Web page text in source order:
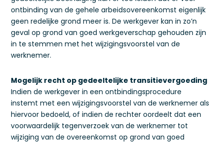
ontbinding van de gehele arbeidsovereenkomst eigenlijk
geen redelijke grond meer is. De werkgever kan in zo’n
geval op grond van goed werkgeverschap gehouden zijn
in te stemmen met het wijzigingsvoorstel van de
werknemer.
Mogelijk recht op gedeeltelijke transitievergoeding
Indien de werkgever in een ontbindingsprocedure
instemt met een wijzigingsvoorstel van de werknemer als
hiervoor bedoeld, of indien de rechter oordeelt dat een
voorwaardelijk tegenverzoek van de werknemer tot
wijziging van de overeenkomst op grond van goed